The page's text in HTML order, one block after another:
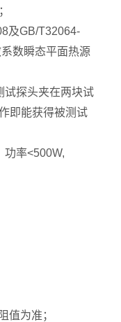
及GB/T32064-
数瞬态平面热源
试探头夹在两块试
即能获得被测试
功率<500W,
值为准；